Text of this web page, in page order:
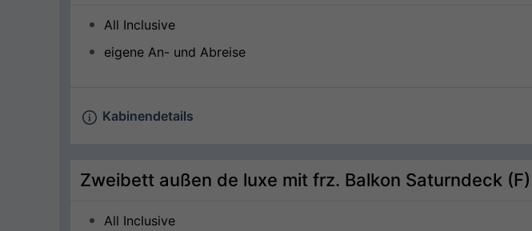
All Inclusive
eigene An- und Abreise
Kabinendetails
Zweibett außen de luxe mit frz. Balkon Saturndeck (F)
All Inclusive